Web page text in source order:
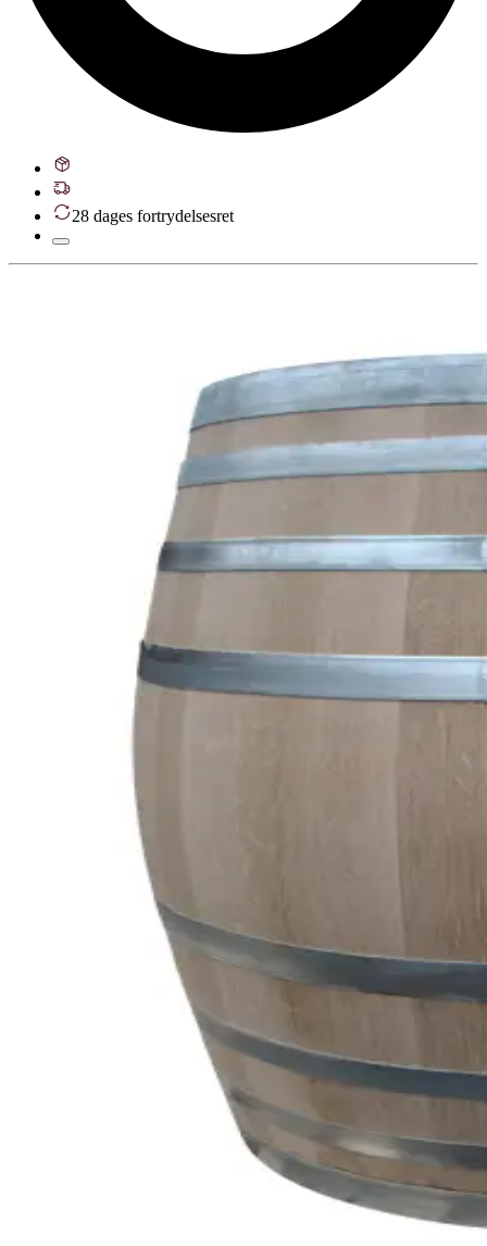
28 dages fortrydelsesret